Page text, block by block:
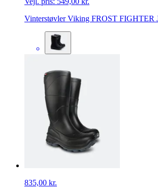
Vinterstøvler Viking FROST FIGHTER
835,00 kr.